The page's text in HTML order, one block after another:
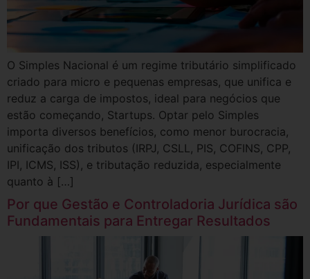
O Simples Nacional é um regime tributário simplificado
criado para micro e pequenas empresas, que unifica e
reduz a carga de impostos, ideal para negócios que
estão começando, Startups. Optar pelo Simples
importa diversos benefícios, como menor burocracia,
unificação dos tributos (IRPJ, CSLL, PIS, COFINS, CPP,
IPI, ICMS, ISS), e tributação reduzida, especialmente
quanto à […]
Por que Gestão e Controladoria Jurídica são
Fundamentais para Entregar Resultados